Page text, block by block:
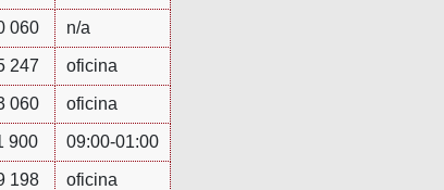
060 n/a
247 oficina
060 oficina
900 09:00-01:00
198 oficina